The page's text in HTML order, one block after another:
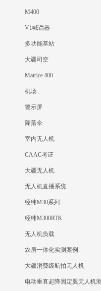
M400
V1喊话器
多功能基站
大疆司空
Matrice 400
机场
警示屏
降落伞
室内无人机
CAAC考证
大疆无人机
无人机直播系统
经纬M30系列
经纬M300RTK
无人机负载
农房一体化实测案例
大疆消费级航拍无人机
电动垂直起降固定翼无人机